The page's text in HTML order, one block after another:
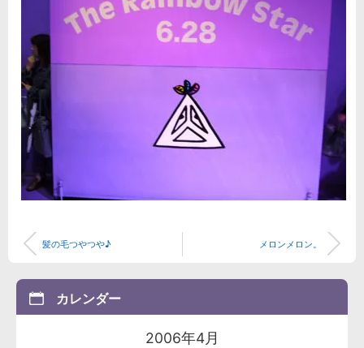
髪の毛つやつや♪ メロンメロン。
カレンダー
2006年4月